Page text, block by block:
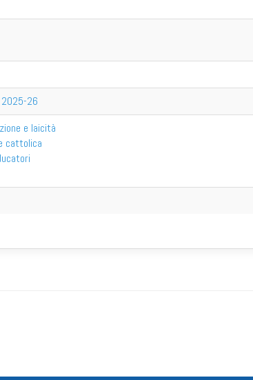
2025-26
e laicità
cattolica